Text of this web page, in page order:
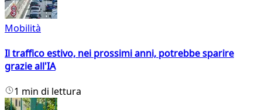
Mobilità
Il traffico estivo, nei prossimi anni, potrebbe sparire
grazie all'IA
1 min di lettura